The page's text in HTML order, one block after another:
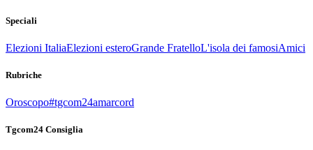
Speciali
Elezioni ItaliaElezioni esteroGrande FratelloL'isola dei famosiAmici
Rubriche
Oroscopo#tgcom24amarcord
Tgcom24 Consiglia